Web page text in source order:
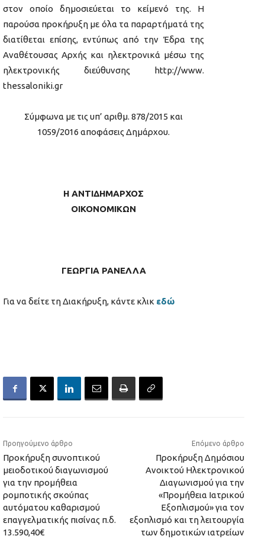
στον οποίο δημοσιεύεται το κείμενό της. H
παρούσα προκήρυξη με όλα τα παραρτήματά της
διατίθεται επίσης, εντύπως από την Έδρα της
Αναθέτουσας Αρχής και ηλεκτρονικά μέσω της
ηλεκτρονικής διεύθυνσης http://www.
thessaloniki.gr
Σύμφωνα με τις υπ’ αριθμ. 878/2015 και
1059/2016 αποφάσεις Δημάρχου.
Η ΑΝΤΙΔΗΜΑΡΧΟΣ
ΟΙΚΟΝΟΜΙΚΩΝ
ΓΕΩΡΓΙΑ ΡΑΝΕΛΛΑ
Για να δείτε τη Διακήρυξη, κάντε κλικ εδώ
Προηγούμενο άρθρο
Προκήρυξη συνοπτικού
μειοδοτικού διαγωνισμού
για την προμήθεια
ρομποτικής σκούπας
αυτόματου καθαρισμού
επαγγελματικής πισίνας π.δ.
13.590,40€
Επόμενο άρθρο
Προκήρυξη Δημόσιου
Ανοικτού Ηλεκτρονικού
Διαγωνισμού για την
«Προμήθεια Ιατρικού
Εξοπλισμού» για τον
εξοπλισμό και τη λειτουργία
των δημοτικών ιατρείων